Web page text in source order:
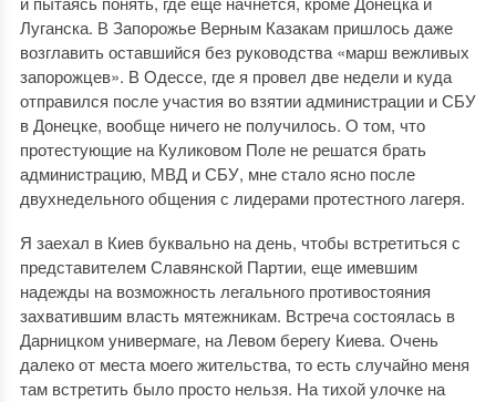
Луганска. В Запорожье Верным Казакам пришлось даже
возглавить оставшийся без руководства «марш вежливых
запорожцев». В Одессе, где я провел две недели и куда
отправился после участия во взятии администрации и СБУ
в Донецке, вообще ничего не получилось. О том, что
протестующие на Куликовом Поле не решатся брать
администрацию, МВД и СБУ, мне стало ясно после
двухнедельного общения с лидерами протестного лагеря.
Я заехал в Киев буквально на день, чтобы встретиться с
представителем Славянской Партии, еще имевшим
надежды на возможность легального противостояния
захватившим власть мятежникам. Встреча состоялась в
Дарницком универмаге, на Левом берегу Киева. Очень
далеко от места моего жительства, то есть случайно меня
там встретить было просто нельзя. На тихой улочке на